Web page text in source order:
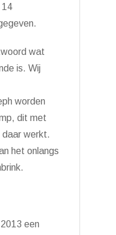
14
wat
is. Wij
worden
dit met
daar werkt.
het onlangs
een